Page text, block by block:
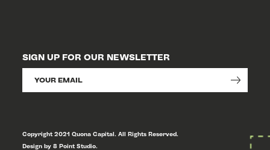
SIGN UP FOR OUR NEWSLETTER
Copyright 2021 Quona Capital. All Rights Reserved.
Design by 8 Point Studio.